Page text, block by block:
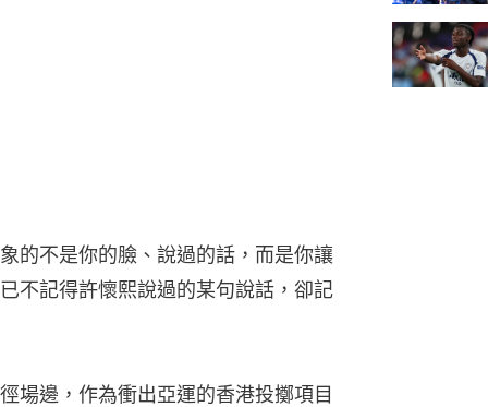
的不是你的臉、說過的話，而是你讓
不記得許懷熙說過的某句說話，卻記
場邊，作為衝出亞運的香港投擲項目